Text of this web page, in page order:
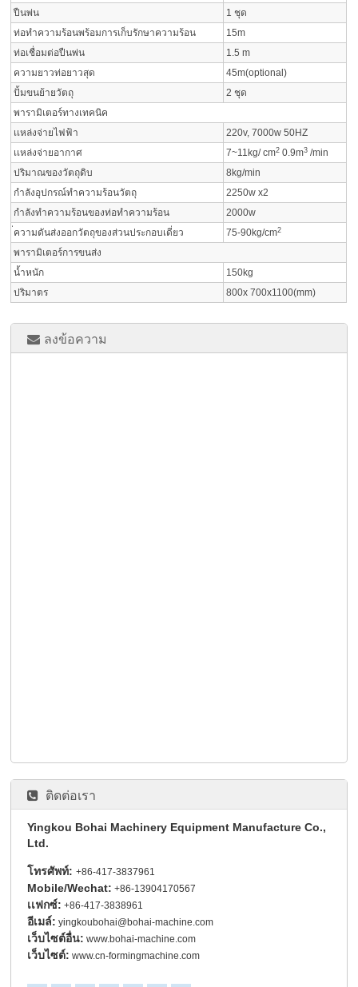
ปืนพ่น
1 ชุด
ท่อทำความร้อนพร้อมการเก็บรักษาความร้อน
15m
ท่อเชื่อมต่อปืนพ่น
1.5 m
ความยาวท่อยาวสุด
45m(optional)
ปั้มขนย้ายวัตถุ
2 ชุด
พารามิเตอร์ทางเทคนิค
เเหล่งจ่ายไฟฟ้า
220v, 7000w 50HZ
เเหล่งจ่ายอากาศ
7~11kg/ cm20.9m3 /min
ปริมาณของวัตถุดิบ
8kg/min
กำลังอุปกรณ์ทำความร้อนวัตถุ
2250w x2
กำลังทำความร้อนของท่อทำความร้อน
2000w
่ความดันส่งออกวัตถุของส่วนประกอบเดี่ยว
75-90kg/cm2
พารามิเตอร์การขนส่ง
น้ำหนัก
150kg
ปริมาตร
800x 700x1100(mm)
ลงข้อความ
ติดต่อเรา
Yingkou Bohai Machinery Equipment Manufacture Co.,
Ltd.
โทรศัพท์:+86-417-3837961
Mobile/Wechat: +86-13904170567
เเฟกซ์: +86-417-3838961
อีเมล์: yingkoubohai@bohai-machine.com
เว็บไซต์อื่น: www.bohai-machine.com
เว็บไซต์: www.cn-formingmachine.com